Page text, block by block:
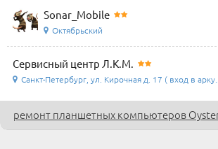
Sonar_Mobile
Октябрьский
Сервисный центр Л.К.М.
Санкт-Петербург, ул. Кирочная д. 17 ( вход в арку...
ремонт планшетных компьютеров